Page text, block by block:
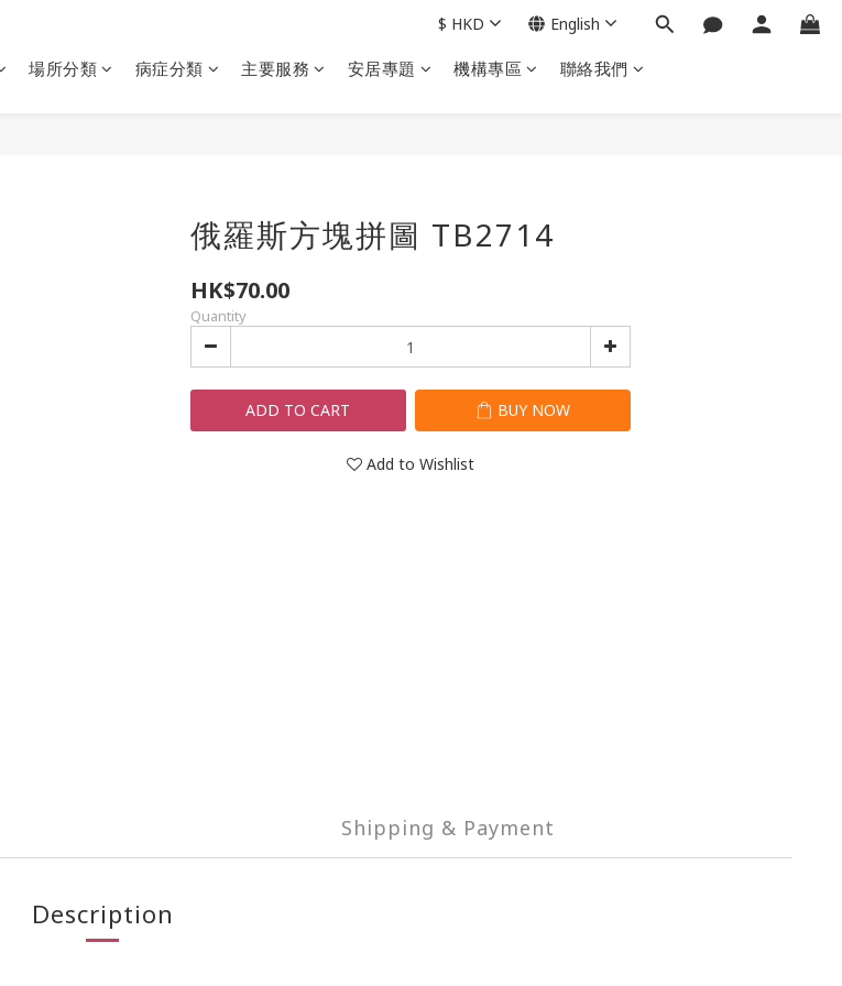
場所分類 病症分類 主要服務 安居專題 機構專區 聯絡我們
$ HKD English
俄羅斯方塊拼圖 TB2714
HK$70.00
Quantity
ADD TO CART BUY NOW
Add to Wishlist
Shipping & Payment
Description